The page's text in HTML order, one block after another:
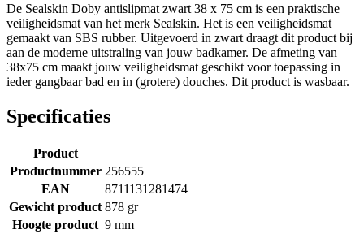
De Sealskin Doby antislipmat zwart 38 x 75 cm is een praktische
veiligheidsmat van het merk Sealskin. Het is een veiligheidsmat
gemaakt van SBS rubber. Uitgevoerd in zwart draagt dit product bij
aan de moderne uitstraling van jouw badkamer. De afmeting van
38x75 cm maakt jouw veiligheidsmat geschikt voor toepassing in
ieder gangbaar bad en in (grotere) douches. Dit product is wasbaar.
Specificaties
Product
Productnummer 256555
EAN
8711131281474
Gewicht product 878 gr
Hoogte product 9 mm